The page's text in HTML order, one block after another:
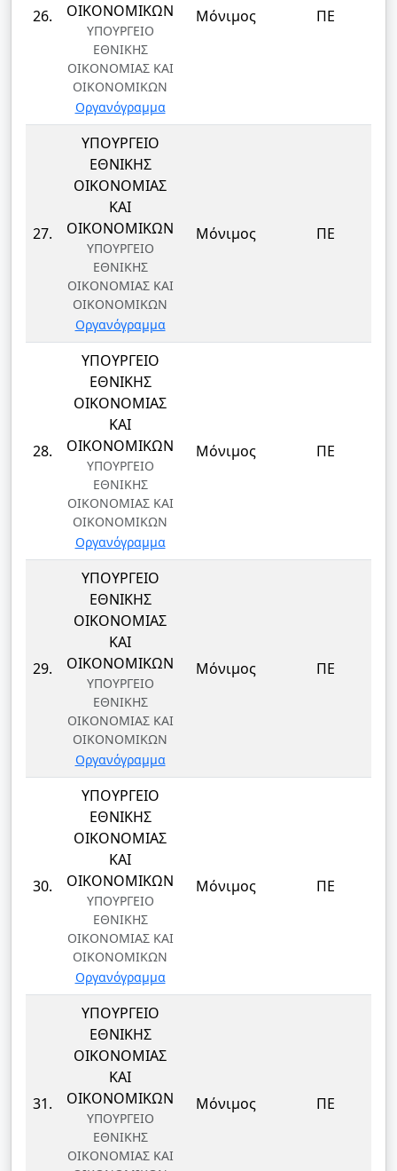
26.
ΟΙΚΟΝΟΜΙΚΩΝ
ΥΠΟΥΡΓΕΙΟ
ΕΘΝΙΚΗΣ
ΟΙΚΟΝΟΜΙΑΣ ΚΑΙ
ΟΙΚΟΝΟΜΙΚΩΝ
Οργανόγραμμα
Μόνιμος ΠΕ
27.
ΥΠΟΥΡΓΕΙΟ
ΕΘΝΙΚΗΣ
ΟΙΚΟΝΟΜΙΑΣ
ΚΑΙ
ΟΙΚΟΝΟΜΙΚΩΝ
ΥΠΟΥΡΓΕΙΟ
ΕΘΝΙΚΗΣ
ΟΙΚΟΝΟΜΙΑΣ ΚΑΙ
ΟΙΚΟΝΟΜΙΚΩΝ
Οργανόγραμμα
Μόνιμος ΠΕ
28.
ΥΠΟΥΡΓΕΙΟ
ΕΘΝΙΚΗΣ
ΟΙΚΟΝΟΜΙΑΣ
ΚΑΙ
ΟΙΚΟΝΟΜΙΚΩΝ
ΥΠΟΥΡΓΕΙΟ
ΕΘΝΙΚΗΣ
ΟΙΚΟΝΟΜΙΑΣ ΚΑΙ
ΟΙΚΟΝΟΜΙΚΩΝ
Οργανόγραμμα
Μόνιμος ΠΕ
29.
ΥΠΟΥΡΓΕΙΟ
ΕΘΝΙΚΗΣ
ΟΙΚΟΝΟΜΙΑΣ
ΚΑΙ
ΟΙΚΟΝΟΜΙΚΩΝ
ΥΠΟΥΡΓΕΙΟ
ΕΘΝΙΚΗΣ
ΟΙΚΟΝΟΜΙΑΣ ΚΑΙ
ΟΙΚΟΝΟΜΙΚΩΝ
Οργανόγραμμα
Μόνιμος ΠΕ
30.
ΥΠΟΥΡΓΕΙΟ
ΕΘΝΙΚΗΣ
ΟΙΚΟΝΟΜΙΑΣ
ΚΑΙ
ΟΙΚΟΝΟΜΙΚΩΝ
ΥΠΟΥΡΓΕΙΟ
ΕΘΝΙΚΗΣ
ΟΙΚΟΝΟΜΙΑΣ ΚΑΙ
ΟΙΚΟΝΟΜΙΚΩΝ
Οργανόγραμμα
Μόνιμος ΠΕ
31.
ΥΠΟΥΡΓΕΙΟ
ΕΘΝΙΚΗΣ
ΟΙΚΟΝΟΜΙΑΣ
ΚΑΙ
ΟΙΚΟΝΟΜΙΚΩΝ
ΥΠΟΥΡΓΕΙΟ
ΕΘΝΙΚΗΣ
ΟΙΚΟΝΟΜΙΑΣ ΚΑΙ
Μόνιμος ΠΕ